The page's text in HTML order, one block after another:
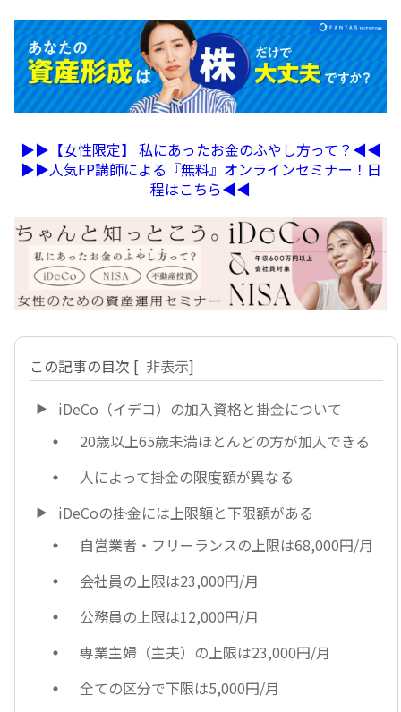
▶︎▶︎【女性限定】 私にあったお金のふやし方って？◀︎◀︎
▶︎▶︎人気FP講師による『無料』オンラインセミナー！日
程はこちら◀︎◀︎
この記事の目次 [ 非表示]
iDeCo（イデコ）の加入資格と掛金について
20歳以上65歳未満ほとんどの方が加入できる
人によって掛金の限度額が異なる
iDeCoの掛金には上限額と下限額がある
自営業者・フリーランスの上限は68,000円/月
会社員の上限は23,000円/月
公務員の上限は12,000円/月
専業主婦（主夫）の上限は23,000円/月
全ての区分で下限は5,000円/月